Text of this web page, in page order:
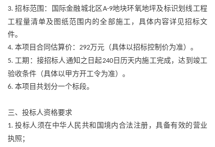
3.招标范围：国际金融城北区 A-9地块环氧地坪及标识划线工程
工程量清单及图纸范围内的全部施工，具体内容详见招标文
件。
4. 本项目合同估算价： 292万元（具体以招标控制价为准）。
5.工期：接招标人通知之日起240日历天内施工完成，达到竣工
验收条件（具体以甲方开工令为准）。
6. 本项目共划分一个标段。
三、投标人资格要求
1.投标人须在中华人民共和国境内合法注册，具备有效的营业
执照；